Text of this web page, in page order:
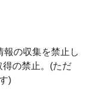
報の収集を禁止し
の禁止。(ただ
)